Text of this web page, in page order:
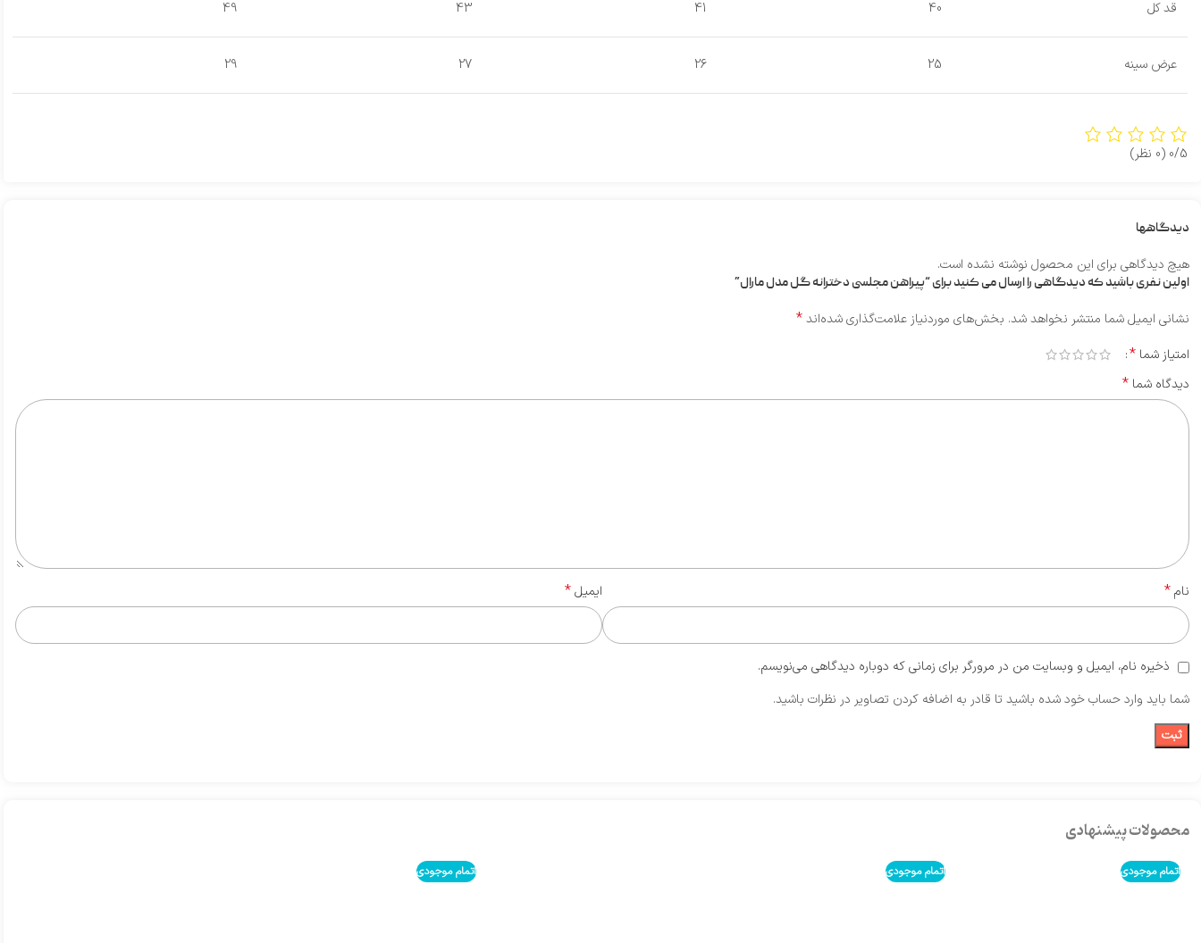
قد کل 40
41
43
49
عرض سینه 25
26
27
29
0/5 (0 نظر)
دیدگاهها
هیچ دیدگاهی برای این محصول نوشته نشده است.
اولین نفری باشید که دیدگاهی را ارسال می کنید برای “پیراهن مجلسی دخترانه گل مدل مارال”
نشانی ایمیل شما منتشر نخواهد شد. بخش‌های موردنیاز علامت‌گذاری شده‌اند*
امتیاز شما *
دیدگاه شما *
نام* ایمیل*
ذخیره نام، ایمیل و وبسایت من در مرورگر برای زمانی که دوباره دیدگاهی می‌نویسم.
شما باید وارد حساب خود شده باشید تا قادر به اضافه کردن تصاویر در نظرات باشید.
محصولات پیشنهادی
اتمام موجودی اتمام موجودی اتمام موجودی